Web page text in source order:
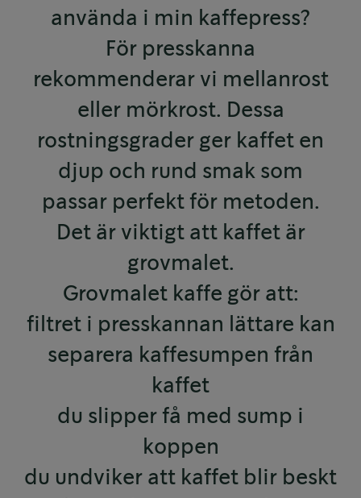
använda i min kaffepress?
För presskanna
rekommenderar vi mellanrost
eller mörkrost. Dessa
rostningsgrader ger kaffet en
djup och rund smak som
passar perfekt för metoden.
Det är viktigt att kaffet är
grovmalet.
Grovmalet kaffe gör att:
filtret i presskannan lättare kan
separera kaffesumpen från
kaffet
du slipper få med sump i
koppen
du undviker att kaffet blir beskt